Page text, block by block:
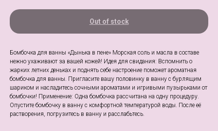
Out of stock
Бомбочка для ванны «Дынька в пене» Морская соль и масла в составе
нежно ухаживают за вашей кожей! Идея для свидания: Вспомнить о
жарких летних деньках и поднять себе настроение поможет ароматная
бомбочка для ванны. Пригласите вашу половинку в ванну с бурлящим
шариком и насладитесь сочными ароматами и игривыми пузырьками от
бомбочки! Применение: Одна бомбочка рассчитана на одну процедуру.
Опустите бомбочку в ванну с комфортной температурой воды. После её
растворения, погрузитесь в ванну и расслабьтесь.